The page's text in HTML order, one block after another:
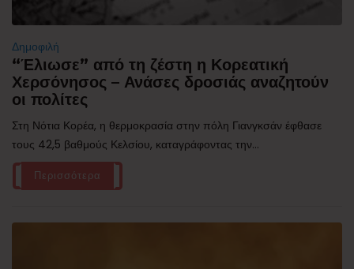
Δημοφιλή
“Έλιωσε” από τη ζέστη η Κορεατική
Χερσόνησος – Ανάσες δροσιάς αναζητούν
οι πολίτες
Στη Νότια Κορέα, η θερμοκρασία στην πόλη Γιανγκσάν έφθασε
τους 42,5 βαθμούς Κελσίου, καταγράφοντας την...
Περισσότερα